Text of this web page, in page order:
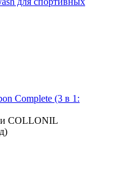
COLLONIL